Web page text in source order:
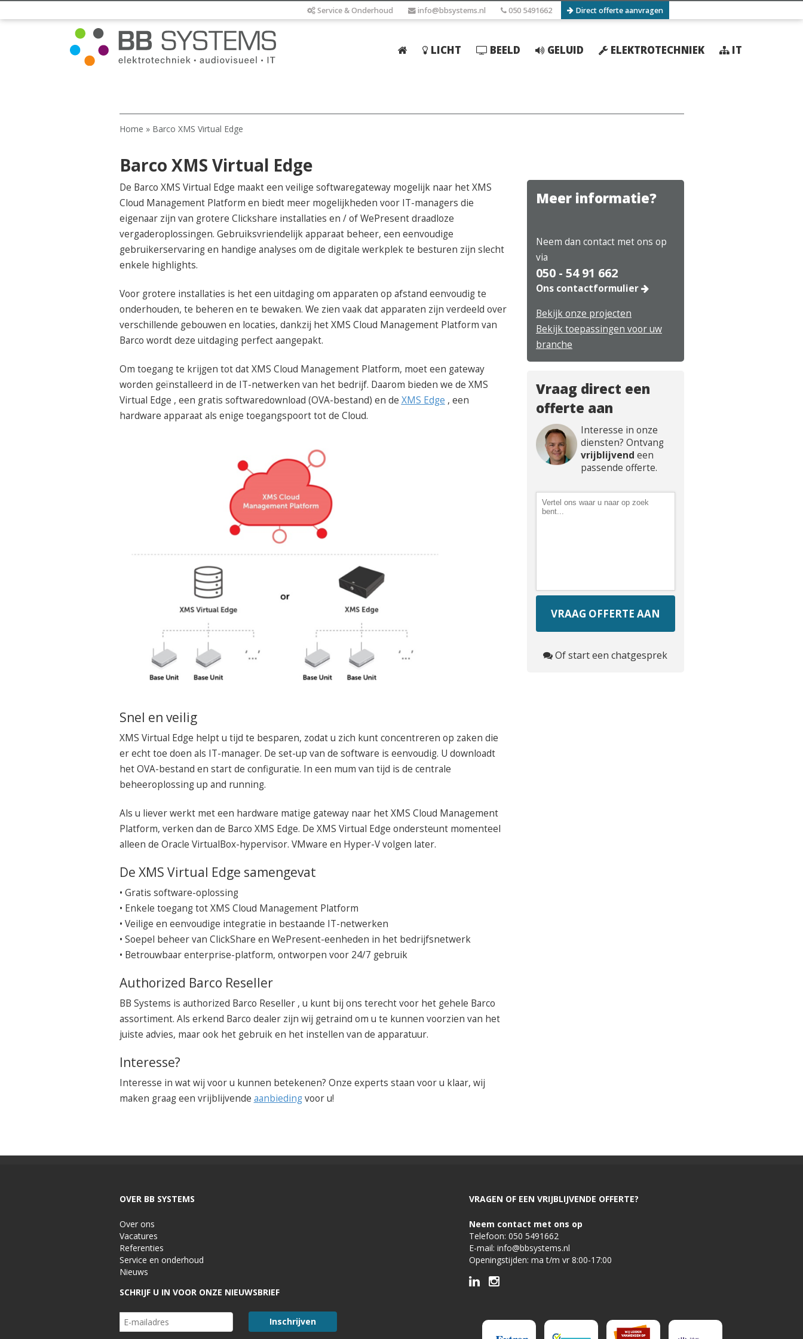
Service & Onderhoud info@bbsystems.nl 050 5491662 Direct offerte aanvragen
Licht
Elektrotechniek
IT
Webshop
Route
LICHT BEELD GELUID ELEKTROTECHNIEK IT
Home » Barco XMS Virtual Edge
Barco XMS Virtual Edge
De Barco XMS Virtual Edge maakt een veilige softwaregateway mogelijk naar het XMS
Cloud Management Platform en biedt meer mogelijkheden voor IT-managers die
eigenaar zijn van grotere Clickshare installaties en / of WePresent draadloze
vergaderoplossingen. Gebruiksvriendelijk apparaat beheer, een eenvoudige
gebruikerservaring en handige analyses om de digitale werkplek te besturen zijn slecht
enkele highlights.
Voor grotere installaties is het een uitdaging om apparaten op afstand eenvoudig te
onderhouden, te beheren en te bewaken. We zien vaak dat apparaten zijn verdeeld over
verschillende gebouwen en locaties, dankzij het XMS Cloud Management Platform van
Barco wordt deze uitdaging perfect aangepakt.
Om toegang te krijgen tot dat XMS Cloud Management Platform, moet een gateway
worden geïnstalleerd in de IT-netwerken van het bedrijf. Daarom bieden we de XMS
Virtual Edge , een gratis softwaredownload (OVA-bestand) en de XMS Edge , een
hardware apparaat als enige toegangspoort tot de Cloud.
Snel en veilig
XMS Virtual Edge helpt u tijd te besparen, zodat u zich kunt concentreren op zaken die
er echt toe doen als IT-manager. De set-up van de software is eenvoudig. U downloadt
het OVA-bestand en start de configuratie. In een mum van tijd is de centrale
beheeroplossing up and running.
Als u liever werkt met een hardware matige gateway naar het XMS Cloud Management
Platform, verken dan de Barco XMS Edge. De XMS Virtual Edge ondersteunt momenteel
alleen de Oracle VirtualBox-hypervisor. VMware en Hyper-V volgen later.
De XMS Virtual Edge samengevat
• Gratis software-oplossing
• Enkele toegang tot XMS Cloud Management Platform
• Veilige en eenvoudige integratie in bestaande IT-netwerken
• Soepel beheer van ClickShare en WePresent-eenheden in het bedrijfsnetwerk
• Betrouwbaar enterprise-platform, ontworpen voor 24/7 gebruik
Authorized Barco Reseller
BB Systems is authorized Barco Reseller , u kunt bij ons terecht voor het gehele Barco
assortiment. Als erkend Barco dealer zijn wij getraind om u te kunnen voorzien van het
juiste advies, maar ook het gebruik en het instellen van de apparatuur.
Interesse?
Interesse in wat wij voor u kunnen betekenen? Onze experts staan voor u klaar, wij
maken graag een vrijblijvende aanbiedingvoor u!
Meer informatie?
Neem dan contact met ons op
via
050 - 54 91 662
Ons contactformulier
Bekijk onze projecten
Bekijk toepassingen voor uw
branche
Vraag direct een
offerte aan
Interesse in onze
diensten? Ontvang
vrijblijvend een
passende offerte.
Of start een chatgesprek
OVER BB SYSTEMS
Over ons
Vacatures
Referenties
Service en onderhoud
Nieuws
SCHRIJF U IN VOOR ONZE NIEUWSBRIEF
VRAGEN OF EEN VRIJBLIJVENDE OFFERTE?
Neem contact met ons op
Telefoon: 050 5491662
E-mail: info@bbsystems.nl
Openingstijden: ma t/m vr 8:00-17:00